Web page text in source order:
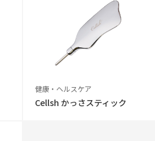
健康・ヘルスケア
Cellsh かっさスティック